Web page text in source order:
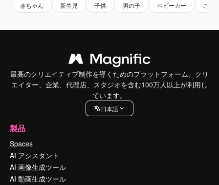
赤ちゃん 新生児 子供 男の子 ベビーカー こど
最高のクリエイティブ制作を導くためのプラットフォーム。クリ
エイター、企業、代理店、スタジオを含む100万人以上が利用し
ています。
日本語
製品
Spaces
AI アシスタント
AI 画像生成ツール
AI 動画生成ツール